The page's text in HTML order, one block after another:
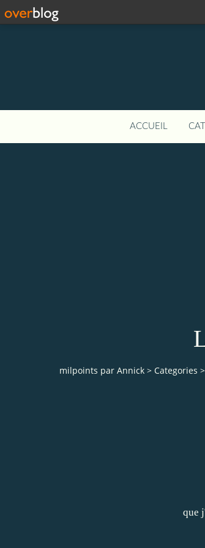
ACCUEIL
milpoints par Annick > Categories >
que